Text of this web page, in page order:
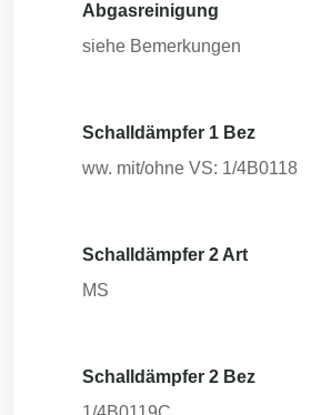
Abgasreinigung
siehe Bemerkungen
Schalldämpfer 1 Bez
ww. mit/ohne VS: 1/4B0118
Schalldämpfer 2 Art
MS
Schalldämpfer 2 Bez